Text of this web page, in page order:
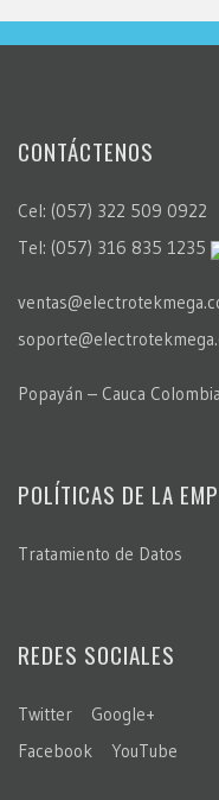
CONTÁCTENOS
Cel: (057) 322 509 0922
Tel: (057) 316 835 1235
Popayán – Cauca Colombia
POLÍTICAS DE LA
Tratamiento de Datos
REDES SOCIALES
Twitter
Google+
Facebook
YouTube